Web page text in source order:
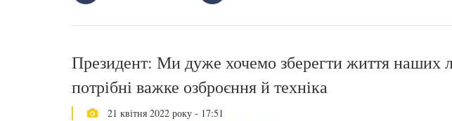
Президент: Ми дуже хочемо зберегти життя наших
потрібні важке озброєння й техніка
21 квітня 2022 року - 17:51